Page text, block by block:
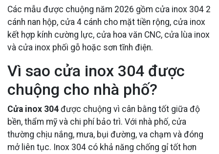
Các mẫu được chuộng năm 2026 gồm cửa inox 304 2
cánh nan hộp, cửa 4 cánh cho mặt tiền rộng, cửa inox
kết hợp kính cường lực, cửa hoa văn CNC, cửa lùa inox
và cửa inox phối gỗ hoặc sơn tĩnh điện.
Vì sao cửa inox 304 được
chuộng cho nhà phố?
Cửa inox 304 được chuộng vì cân bằng tốt giữa độ
bền, thẩm mỹ và chi phí bảo trì. Với nhà phố, cửa
thường chịu nắng, mưa, bụi đường, va chạm và đóng
mở liên tục. Inox 304 có khả năng chống gỉ tốt hơn